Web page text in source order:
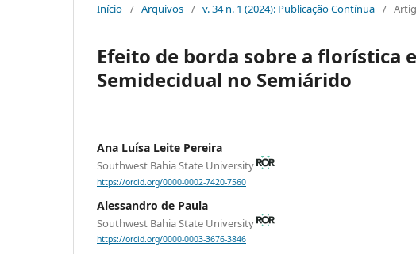
Início / Arquivos / v. 34 n. 1 (2024): Publicação Contínua /
Efeito de borda sobre a florística
Semidecidual no Semiárido
Ana Luísa Leite Pereira
Southwest Bahia State University
https://orcid.org/0000-0002-7420-7560
Alessandro de Paula
Southwest Bahia State University
https://orcid.org/0000-0003-3676-3846